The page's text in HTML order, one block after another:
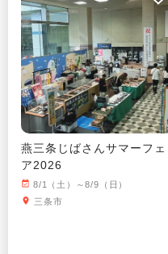
燕三条じばさんサマーフェ
ア2026
8/1（土）～8/9（日）
三条市